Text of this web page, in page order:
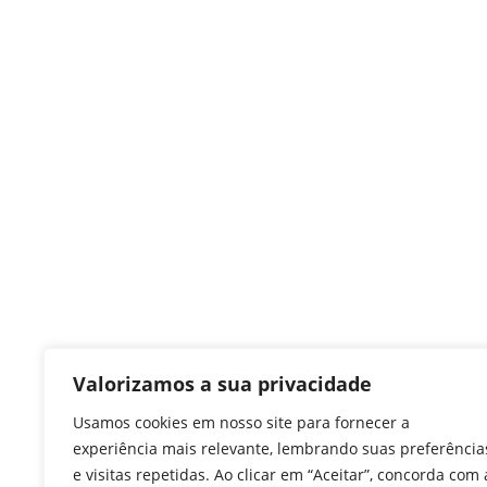
Valorizamos a sua privacidade
Usamos cookies em nosso site para fornecer a
experiência mais relevante, lembrando suas
e visitas repetidas. Ao clicar em “Aceitar”, concorda com